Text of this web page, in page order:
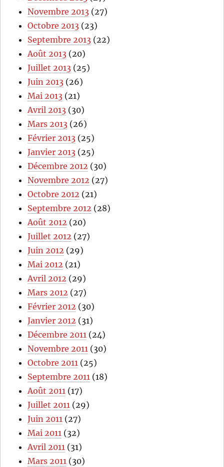
Novembre 2013 (27)
Octobre 2013 (23)
Septembre 2013 (22)
Août 2013 (20)
Juillet 2013 (25)
Juin 2013 (26)
Mai 2013 (21)
Avril 2013 (30)
Mars 2013 (26)
Février 2013 (25)
Janvier 2013 (25)
Décembre 2012 (30)
Novembre 2012 (27)
Octobre 2012 (21)
Septembre 2012 (28)
Août 2012 (20)
Juillet 2012 (27)
Juin 2012 (29)
Mai 2012 (21)
Avril 2012 (29)
Mars 2012 (27)
Février 2012 (30)
Janvier 2012 (31)
Décembre 2011 (24)
Novembre 2011 (30)
Octobre 2011 (25)
Septembre 2011 (18)
Août 2011 (17)
Juillet 2011 (29)
Juin 2011 (27)
Mai 2011 (32)
Avril 2011 (31)
Mars 2011 (30)